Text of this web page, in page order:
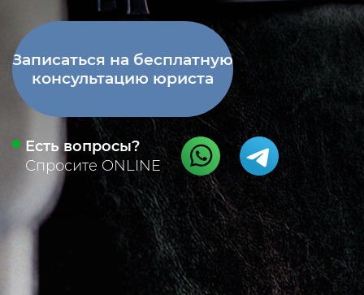
Записаться на бесплатную
консультацию юриста
Есть вопросы?
Спросите ONLINE